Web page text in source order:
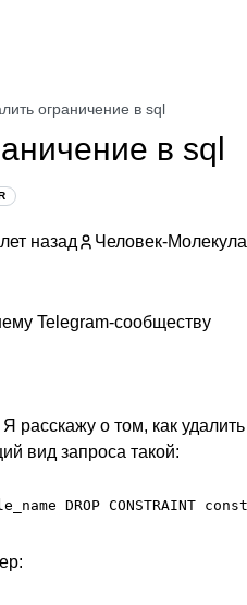
ограничение в sql
в sql
назад Человек-Молекула
Telegram-сообществу
расскажу о том, как
вид запроса такой:
DROP CONSTRAINT